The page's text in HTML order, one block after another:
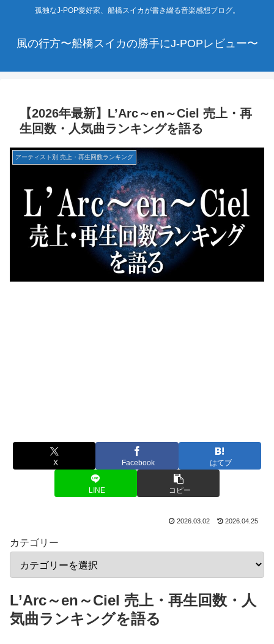
孤独なJ-POP愛好家、船橋スイカが書き綴る音楽感想ブログ。
風の行方〜船橋スイカの勝手にJ-POPレビュー〜
【2026年最新】L’Arc～en～Ciel 売上・再
生回数・人気曲ランキングを語る
アーティスト別 売上・再生回数ランキング
X Facebook はてブ
LINE コピー
2026.03.02 2026.04.25
カテゴリー
L’Arc～en～Ciel 売上・再生回数・人
気曲ランキングを語る